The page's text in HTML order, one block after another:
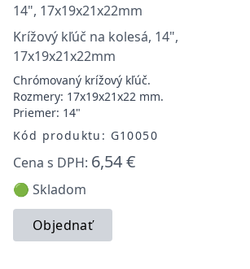
Krížový kľúč na kolesá, 14",
17x19x21x22mm
Chrómovaný krížový kľúč.
Rozmery: 17x19x21x22 mm.
Priemer: 14"
Kód produktu: G10050
Cena s DPH: 6,54 €
🟢 Skladom
Objednať